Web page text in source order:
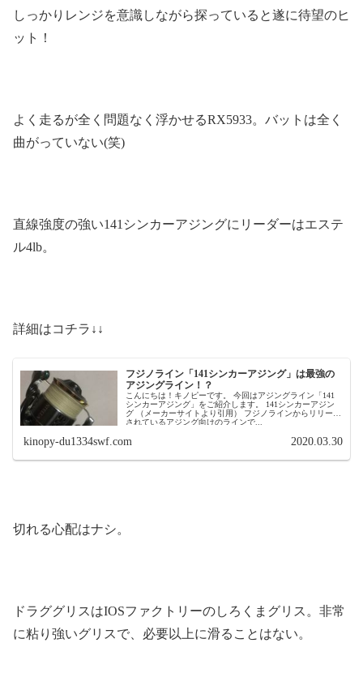
しっかりレンジを意識しながら探っていると遂に待望のヒ
ット！
よく走るが全く問題なく浮かせるRX5933。バットは全く
曲がっていない(笑)
直線強度の強い141シンカーアジングにリーダーはエステ
ル4lb。
詳細はコチラ↓↓
フジノライン「141シンカーアジング」は最強の
アジングライン！？
こんにちは！キノピーです。 今回はアジングライン「141
シンカーアジング」をご紹介します。 141シンカーアジン
グ （メーカーサイトより引用） フジノラインからリリース
されているアジング向けのラインで...
kinopy-du1334swf.com 2020.03.30
切れる心配はナシ。
ドラググリスはIOSファクトリーのしろくまグリス。非常
に粘り強いグリスで、必要以上に滑ることはない。